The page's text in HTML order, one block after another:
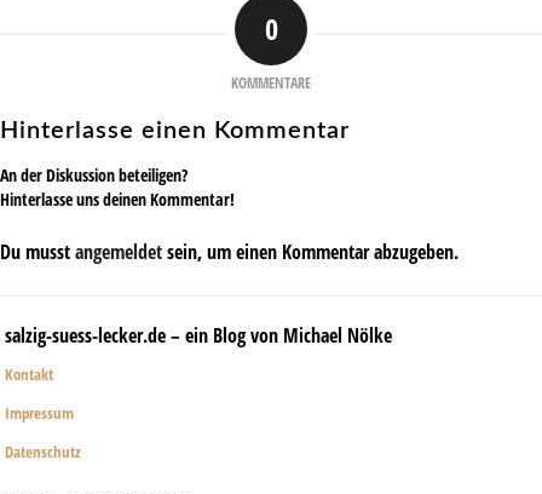
0
KOMMENTARE
Hinterlasse einen Kommentar
An der Diskussion beteiligen?
Hinterlasse uns deinen Kommentar!
Du musstangemeldetsein, um einen Kommentar abzugeben.
salzig-suess-lecker.de – ein Blog von Michael Nölke
Kontakt
Impressum
Datenschutz